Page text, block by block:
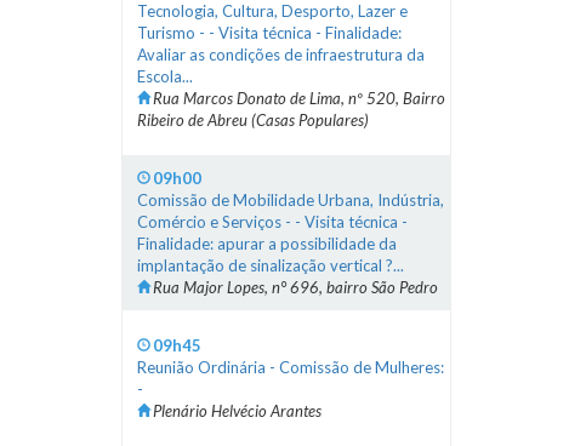
Tecnologia, Cultura, Desporto, Lazer e
Turismo - - Visita técnica - Finalidade:
Avaliar as condições de infraestrutura da
Escola...
Rua Marcos Donato de Lima, nº 520, Bairro
Ribeiro de Abreu (Casas Populares)
09h00
Comissão de Mobilidade Urbana, Indústria,
Comércio e Serviços - - Visita técnica -
Finalidade: apurar a possibilidade da
implantação de sinalização vertical ?...
Rua Major Lopes, n° 696, bairro São Pedro
09h45
Reunião Ordinária - Comissão de Mulheres:
-
Plenário Helvécio Arantes